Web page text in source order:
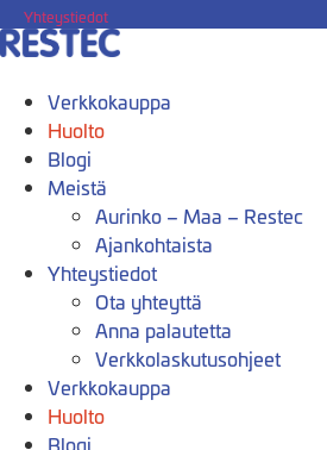
Mene
sisältöön
Yhteystiedot
Verkkokauppa
Huolto
Blogi
Meistä
Aurinko – Maa – Restec
Ajankohtaista
Yhteystiedot
Ota yhteyttä
Anna palautetta
Verkkolaskutusohjeet
Verkkokauppa
Huolto
Blogi